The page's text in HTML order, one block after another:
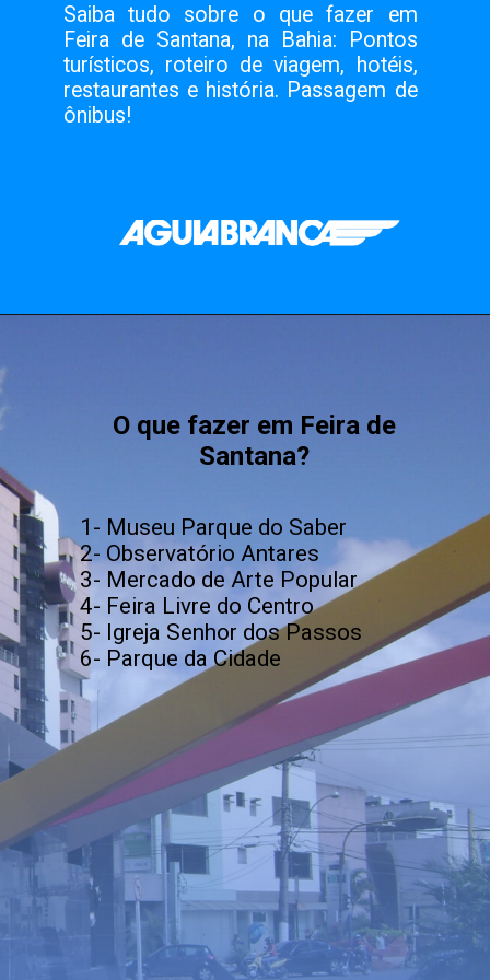
Saiba tudo sobre o que fazer em
Feira de Santana, na Bahia: Pontos
turísticos, roteiro de viagem, hotéis,
restaurantes e história. Passagem de
ônibus!
O que fazer em Feira de
Santana?
1- Museu Parque do Saber
2- Observatório Antares
3- Mercado de Arte Popular
4- Feira Livre do Centro
5- Igreja Senhor dos Passos
6- Parque da Cidade